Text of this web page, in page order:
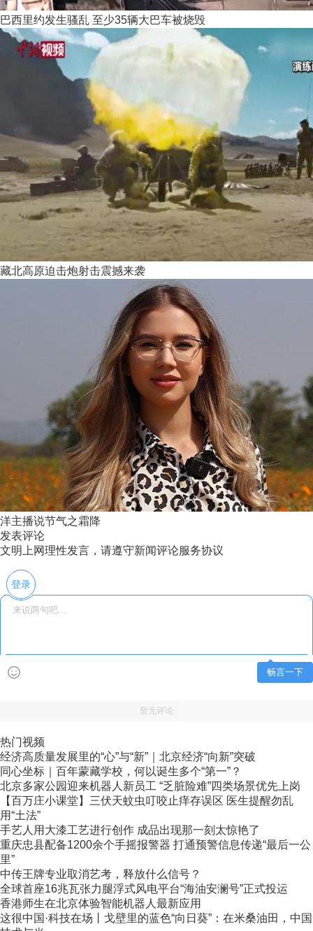
巴西里约发生骚乱 至少35辆大巴车被烧毁
藏北高原迫击炮射击震撼来袭
洋主播说节气之霜降
发表评论
文明上网理性发言，请遵守新闻评论服务协议
登录
畅言一下
暂无评论
热门视频
经济高质量发展里的“心”与“新”｜北京经济“向新”突破
同心坐标｜百年蒙藏学校，何以诞生多个“第一”？
北京多家公园迎来机器人新员工 “乏脏险难”四类场景优先上岗
【百万庄小课堂】三伏天蚊虫叮咬止痒存误区 医生提醒勿乱
用“土法”
手艺人用大漆工艺进行创作 成品出现那一刻太惊艳了
重庆忠县配备1200余个手摇报警器 打通预警信息传递“最后一公
里”
中传王牌专业取消艺考，释放什么信号？
全球首座16兆瓦张力腿浮式风电平台“海油安澜号”正式投运
香港师生在北京体验智能机器人最新应用
这很中国·科技在场丨戈壁里的蓝色“向日葵”：在米桑油田，中国